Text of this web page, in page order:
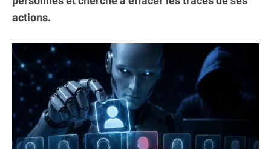
actions.